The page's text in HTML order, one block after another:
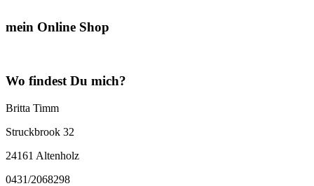
mein Online Shop
Wo findest Du mich?
Britta Timm
Struckbrook 32
24161 Altenholz
0431/2068298